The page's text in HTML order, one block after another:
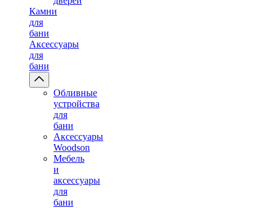
Камни
для
бани
Аксессуары
для
бани
Обливные
устройства
для
бани
Аксессуары
Woodson
Мебель
и
аксессуары
для
бани